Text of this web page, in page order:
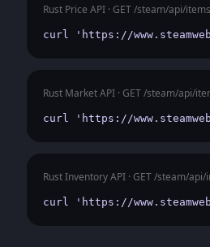
Rust Price API · GET /steam/api/items
curl 'https://
Rust Market API · GET /steam/api/
curl 'https://
Rust Inventory API · GET /steam/
curl 'https://